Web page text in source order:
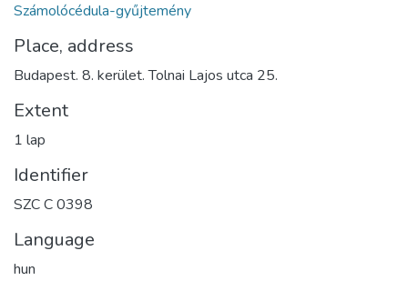
Számolócédula-gyűjtemény
Place, address
Budapest. 8. kerület. Tolnai Lajos utca 25.
Extent
1 lap
Identifier
SZC C 0398
Language
hun